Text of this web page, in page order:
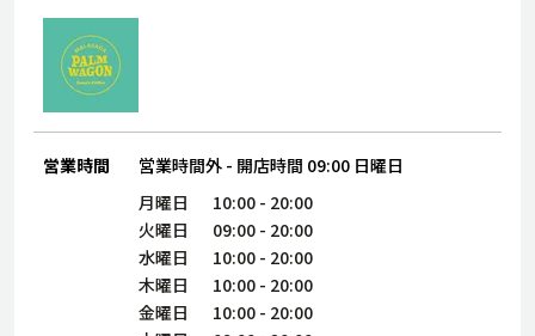
会社情報
経営理念
株主・投資家情報
サステナビリティ
DXビジョン2028
トリドールのDX ～これまでとこれから～
営業時間 営業時間外 - 開店時間 09:00 日曜日
月曜日 10:00 - 20:00
火曜日
09:00 - 20:00
水曜日
10:00 - 20:00
木曜日
10:00 - 20:00
金曜日
10:00 - 20:00